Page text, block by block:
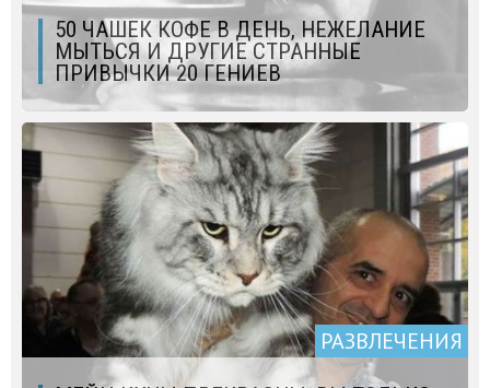
50 ЧАШЕК КОФЕ В ДЕНЬ, НЕЖЕЛАНИЕ
МЫТЬСЯ И ДРУГИЕ СТРАННЫЕ
ПРИВЫЧКИ 20 ГЕНИЕВ
РАЗВЛЕЧЕНИЯ